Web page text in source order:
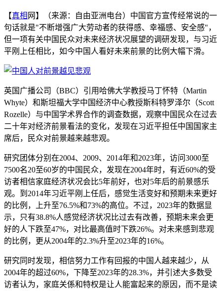
【真相 网】（来源：自由亚洲电台）中国官方宣传经常说的一
句话就是"不断增强广大劳动者的获得感、幸福感、安全感"，
但一项有关中国民众对未来经济状况展望的调研发现，与习近
平刚上任相比，如今中国人看好未来前景的比例大幅下滑。
英国广播公司（BBC）引用哈佛大学教授马丁怀特（Martin
Whyte）和斯坦福大学中国经济中心教授斯科特罗泽尔（Scott
Rozelle）与中国学术界合作的调查数据，观察中国民众在过去
二十年对经济前景看法的变化，发现在习近平担任中国国家主
席后，民众对前景越来越悲观。
研究团体分别在2004、2009、2014年和2023年，访问3000至
7500名20至60岁的中国民众，发现在2004年时，有近60%的受
访者相信家庭经济状况会比5年前好，也对5年后的前景感乐
观。到2014年习近平刚上任后，感觉生活变好和预期未来更好
的比例，上升至76.5%和73%的高位。不过，2023年的数据显
示，只有38.8%人感觉经济状况比过去有改善，预期未来会更
好的人下跌至47%，对比最高值时下跌26%。对未来感到悲观
的比例，更从2004年的2.3%升至2023年的16%。
研究同时发现，相信努力工作有回报的中国人越来越少，从
2004年的超过60%，下降至2023年的28.3%，并引述大多数受
访者认为，家庭关係和特权是让人能富起来的原因，而不是读